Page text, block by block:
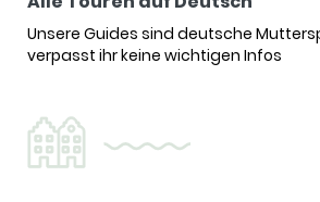
Unsere Guides sind deutsche
verpasst ihr keine wichtigen Infos